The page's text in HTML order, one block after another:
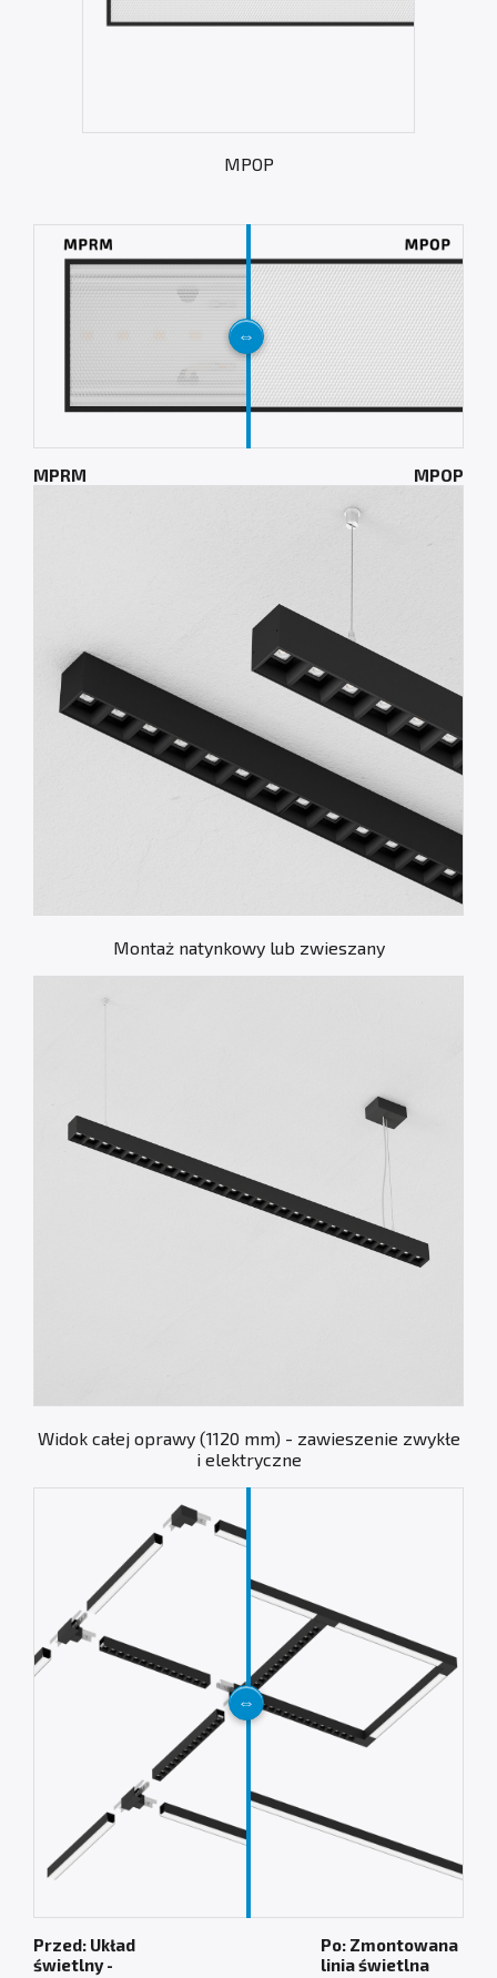
MPOP
MPRM MPOP
Montaż natynkowy lub zwieszany
Widok całej oprawy (1120 mm) - zawieszenie zwykłe
i elektryczne
Przed: Układ
świetlny -
Po: Zmontowana
linia świetlna